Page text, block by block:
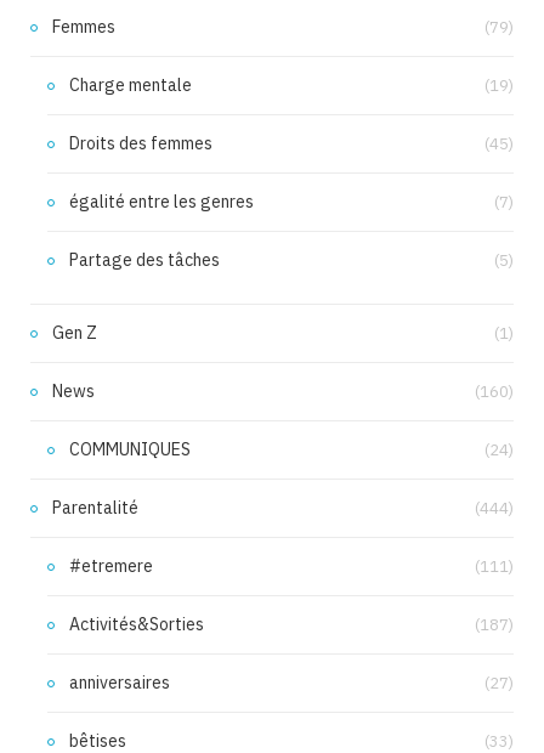
Femmes (79)
Charge mentale (19)
Droits des femmes (45)
égalité entre les genres (7)
Partage des tâches (5)
Gen Z (1)
News (160)
COMMUNIQUES (24)
Parentalité (444)
#etremere (111)
Activités&Sorties (187)
anniversaires (27)
bêtises (33)